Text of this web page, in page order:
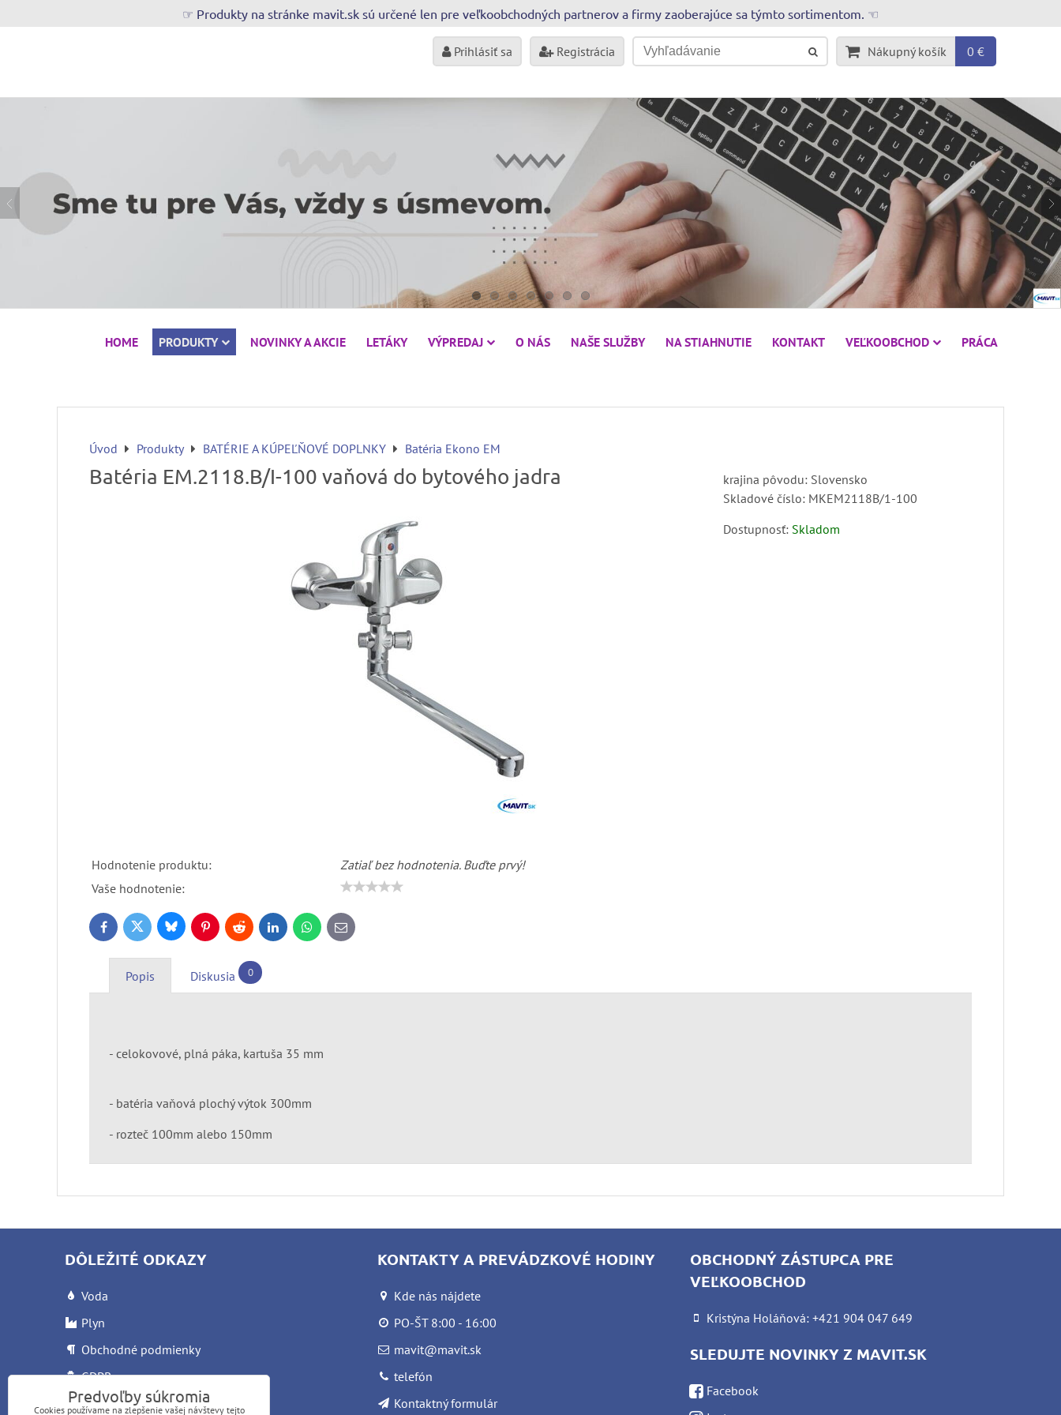
☞ Produkty na stránke mavit.sk sú určené len pre veľkoobchodných partnerov a firmy zaoberajúce sa týmto sortimentom. ☜
Prihlásiť sa Registrácia Nákupný košík 0 €
HOME PRODUKTY NOVINKY A AKCIE LETÁKY VÝPREDAJ O NÁS NAŠE SLUŽBY NA STIAHNUTIE KONTAKT VEĽKOOBCHOD PRÁCA
Úvod Produkty BATÉRIE A KÚPEĽŇOVÉ DOPLNKY Batéria Ekono EM
Batéria EM.2118.B/I-100 vaňová do bytového jadra
Hodnotenie produktu:
Zatiaľ bez hodnotenia. Buďte prvý!
Vaše hodnotenie:
krajina pôvodu: Slovensko
Skladové číslo: MKEM2118B/1-100
Dostupnosť: Skladom
FacebookTwitter BlueskyPinterestReddit LinkedInWhatsApp
E-
mail
Popis Diskusia 0
- celokovové, plná páka, kartuša 35 mm
- batéria vaňová plochý výtok 300mm
- rozteč 100mm alebo 150mm
DÔLEŽITÉ ODKAZY
Voda
Plyn
Obchodné podmienky
GDPR
Reklamačný list
KONTAKTY A PREVÁDZKOVÉ HODINY
Kde nás nájdete
PO-ŠT 8:00 - 16:00
mavit@mavit.sk
telefón
Kontaktný formulár
OBCHODNÝ ZÁSTUPCA PRE
VEĽKOOBCHOD
Kristýna Holáňová: +421 904 047 649
SLEDUJTE NOVINKY Z MAVIT.SK
Facebook
Predvoľby súkromia
Cookies používame na zlepšenie vašej návštevy tejto